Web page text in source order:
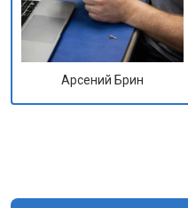
Арсений Брин